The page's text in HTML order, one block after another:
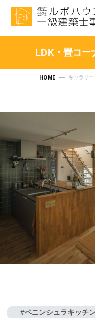
HOME ギャラリー
LDK・畳コー
ペニンシュラキッチ